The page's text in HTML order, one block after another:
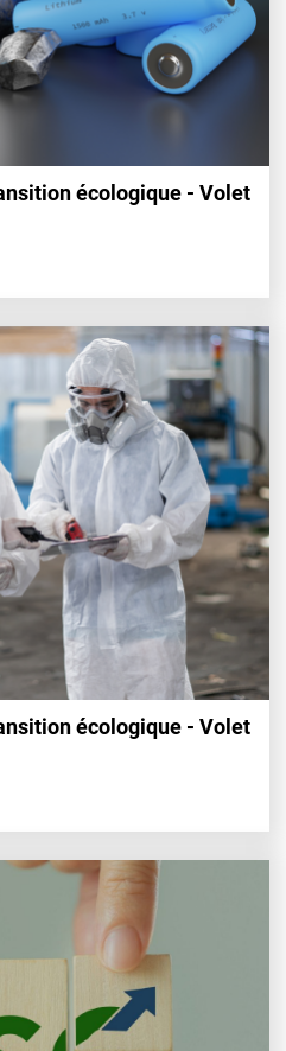
écologique - Volet
écologique - Volet